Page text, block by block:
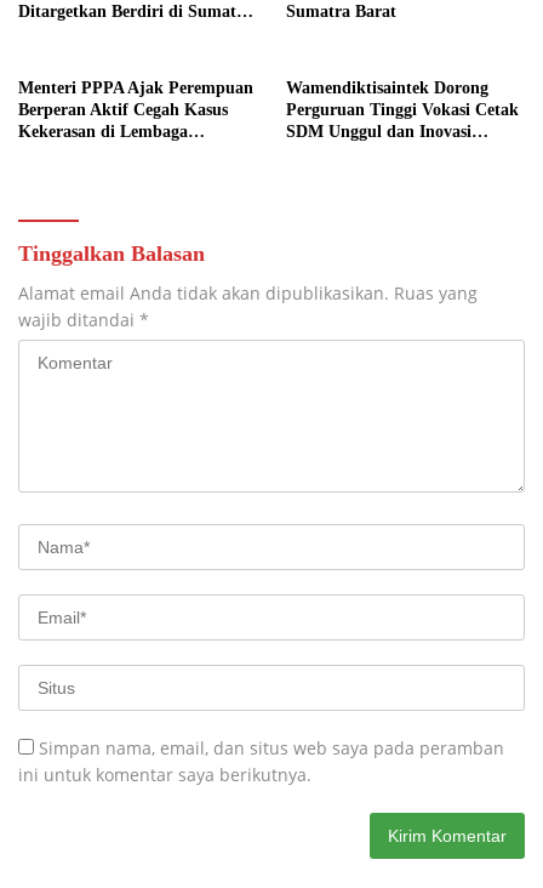
Ditargetkan Berdiri di Sumatra
Sumatra Barat
Menteri PPPA Ajak Perempuan
Berperan Aktif Cegah Kasus
Kekerasan di Lembaga
Wamendiktisaintek Dorong
Perguruan Tinggi Vokasi Cetak
SDM Unggul dan Inovasi
Tinggalkan Balasan
Alamat email Anda tidak akan dipublikasikan. Ruas yang
wajib ditandai *
Simpan nama, email, dan situs web saya pada peramban
ini untuk komentar saya berikutnya.